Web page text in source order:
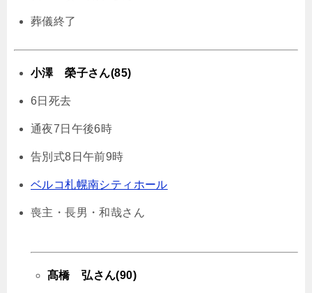
葬儀終了
小澤 榮子さん(85)
6日死去
通夜7日午後6時
告別式8日午前9時
ベルコ札幌南シティホール
喪主・長男・和哉さん
髙橋 弘さん(90)